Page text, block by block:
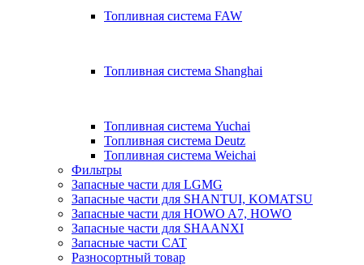
Топливная система FAW
Топливная система Shanghai
Топливная система Yuchai
Топливная система Deutz
Топливная система Weichai
Фильтры
Запасные части для LGMG
Запасные части для SHANTUI, KOMATSU
Запасные части для HOWO A7, HOWO
Запасные части для SHAANXI
Запасные части CAT
Разносортный товар